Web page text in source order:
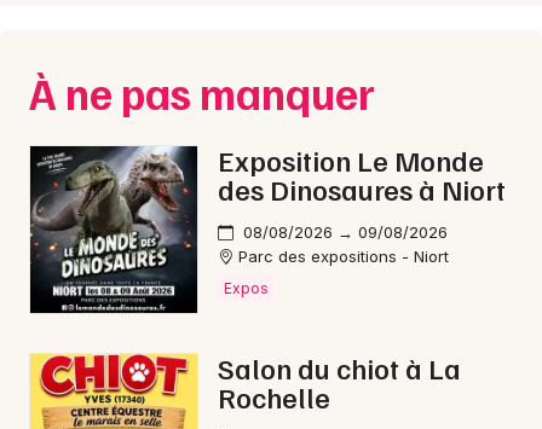
Je m'abonne
À ne pas manquer
Exposition Le Monde
des Dinosaures à Niort
08/08/2026 → 09/08/2026
Parc des expositions - Niort
Expos
Salon du chiot à La
Rochelle